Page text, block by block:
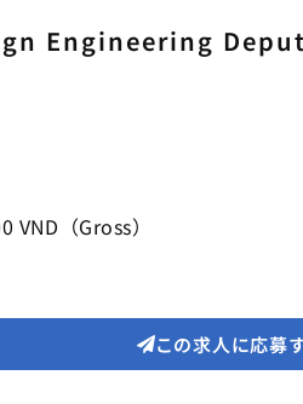
Engineering
（Gross）
この求人に応募